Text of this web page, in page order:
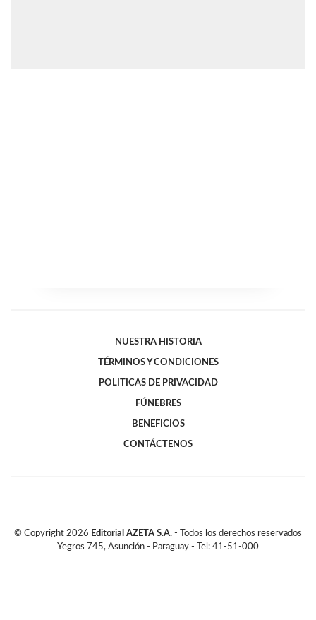
NUESTRA HISTORIA
TÉRMINOS Y CONDICIONES
POLITICAS DE PRIVACIDAD
FÚNEBRES
BENEFICIOS
CONTÁCTENOS
© Copyright 2026 Editorial AZETA S.A. - Todos los derechos reservados
Yegros 745, Asunción - Paraguay - Tel: 41-51-000